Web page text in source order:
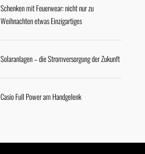
Schenken mit Feuerwear: nicht nur zu
Weihnachten etwas Einzigartiges
Solaranlagen – die Stromversorgung der Zukunft
Casio Full Power am Handgelenk